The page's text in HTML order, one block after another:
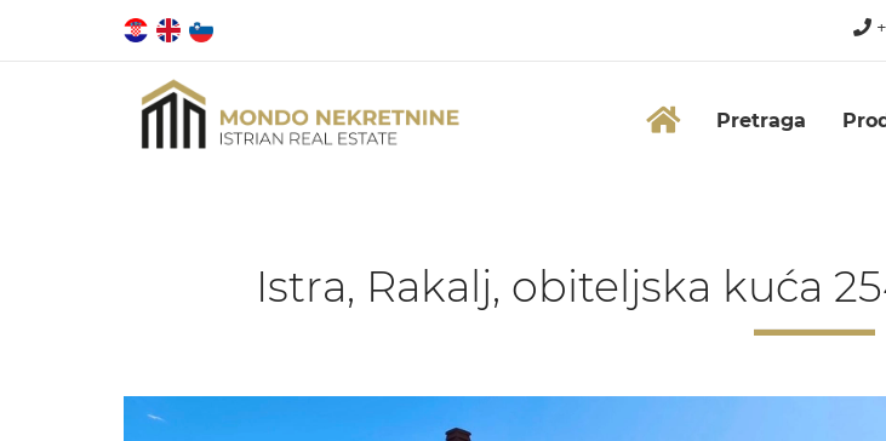
Pretraga
Istra, Rakalj, obiteljska kuća